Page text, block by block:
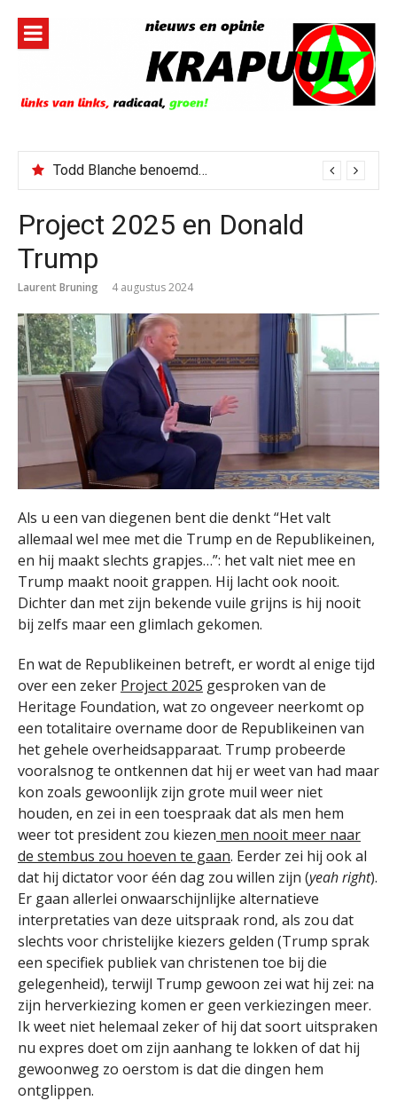
inhoud
Todd Blanche benoemd tot Attorney General
Jerney Kaagman overleden
Project 2025 en Donald
Trump
Laurent Bruning 4 augustus 2024
Als u een van diegenen bent die denkt “Het valt
allemaal wel mee met die Trump en de Republikeinen,
en hij maakt slechts grapjes…”: het valt niet mee en
Trump maakt nooit grappen. Hij lacht ook nooit.
Dichter dan met zijn bekende vuile grijns is hij nooit
bij zelfs maar een glimlach gekomen.
En wat de Republikeinen betreft, er wordt al enige tijd
over een zeker Project 2025 gesproken van de
Heritage Foundation, wat zo ongeveer neerkomt op
een totalitaire overname door de Republikeinen van
het gehele overheidsapparaat. Trump probeerde
vooralsnog te ontkennen dat hij er weet van had maar
kon zoals gewoonlijk zijn grote muil weer niet
houden, en zei in een toespraak dat als men hem
weer tot president zou kiezen men nooit meer naar
de stembus zou hoeven te gaan. Eerder zei hij ook al
dat hij dictator voor één dag zou willen zijn (yeah right).
Er gaan allerlei onwaarschijnlijke alternatieve
interpretaties van deze uitspraak rond, als zou dat
slechts voor christelijke kiezers gelden (Trump sprak
een specifiek publiek van christenen toe bij die
gelegenheid), terwijl Trump gewoon zei wat hij zei: na
zijn herverkiezing komen er geen verkiezingen meer.
Ik weet niet helemaal zeker of hij dat soort uitspraken
nu expres doet om zijn aanhang te lokken of dat hij
gewoonweg zo oerstom is dat die dingen hem
ontglippen.